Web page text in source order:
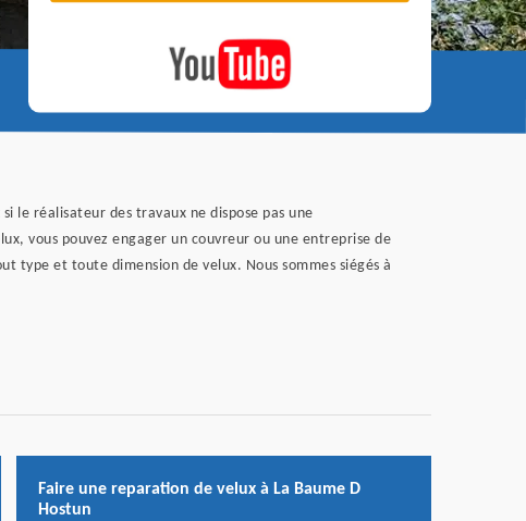
le réalisateur des travaux ne dispose pas une
vous pouvez engager un couvreur ou une entreprise de
type et toute dimension de velux. Nous sommes siégés à
Faire une reparation de velux à La Baume D
Hostun